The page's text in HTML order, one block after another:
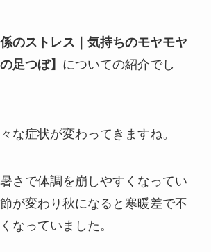
係のストレス｜気持ちのモヤモヤ
足つぼ】 についての紹介でし
な症状が変わってきますね。
さで体調を崩しやすくなってい
が変わり秋になると寒暖差で不
なっていました。